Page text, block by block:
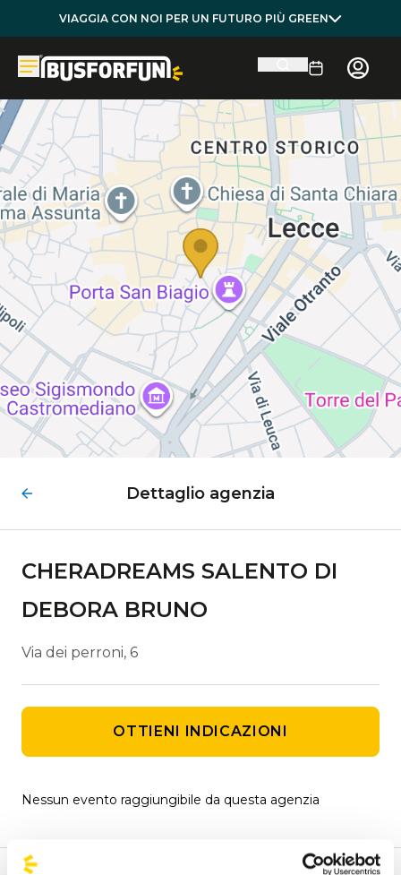
VIAGGIA CON NOI PER UN FUTURO PIÙ GREEN
Dettaglio agenzia
CHERADREAMS SALENTO DI
DEBORA BRUNO
Via dei perroni, 6
OTTIENI INDICAZIONI
Nessun evento raggiungibile da questa agenzia